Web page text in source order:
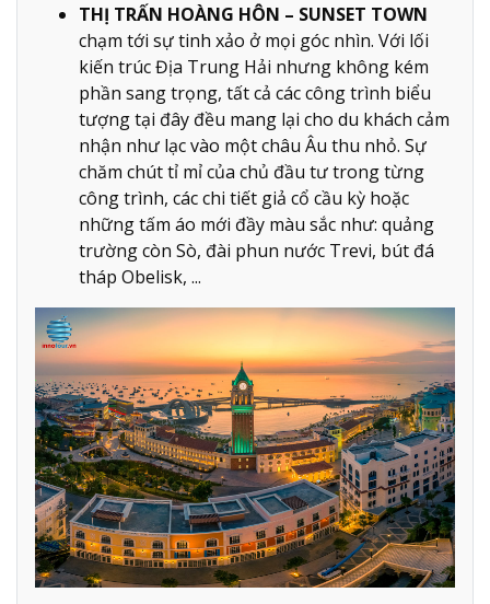
THỊ TRẤN HOÀNG HÔN – SUNSET TOWN
chạm tới sự tinh xảo ở mọi góc nhìn. Với lối
kiến trúc Địa Trung Hải nhưng không kém
phần sang trọng, tất cả các công trình biểu
tượng tại đây đều mang lại cho du khách cảm
nhận như lạc vào một châu Âu thu nhỏ. Sự
chăm chút tỉ mỉ của chủ đầu tư trong từng
công trình, các chi tiết giả cổ cầu kỳ hoặc
những tấm áo mới đầy màu sắc như: quảng
trường còn Sò, đài phun nước Trevi, bút đá
tháp Obelisk, ...